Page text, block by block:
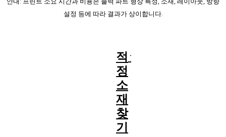
설정 등에 따라 결과가 상이합니다.
적
정
소
재
찾
기